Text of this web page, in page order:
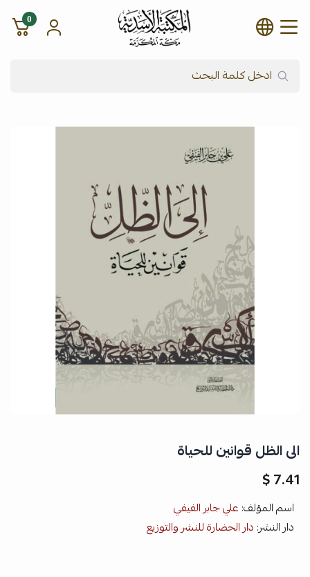
شركة المكتبة الأسدية للنشر
0
الى الظل قوانين للحياة
7.41 $
اسم المؤلف: علي جابر الفيفي
دار النشر: دار الحضارة للنشر والتوزيع